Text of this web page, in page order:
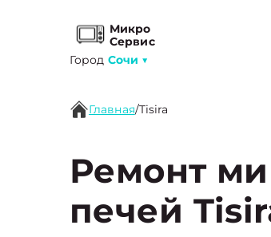
Микро
Сервис
Город Сочи ▼
Главная/Tisira
Ремонт
печей